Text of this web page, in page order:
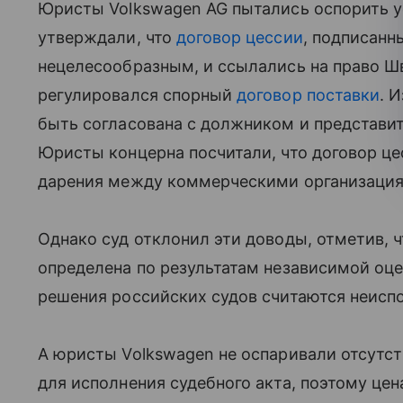
Юристы Volkswagen AG пытались оспорить
утверждали, что договор цессии,
нецелесообразным, и ссылались на право
регулировался спорныйдоговор поставки.
быть согласована с должником и
Юристы концерна посчитали, что договор
дарения между коммерческими
Однако суд отклонил эти доводы, отметив,
определена по результатам независимой
решения российских судов считаются
А юристы Volkswagen не оспаривали
для исполнения судебного акта, поэтому